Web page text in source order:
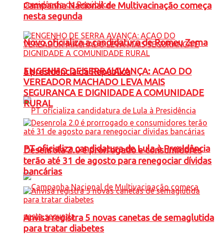
Novo oficializa a candidatura de Romeu Zema
à presidência da República
PT oficializa candidatura de Lula à Presidência
Campanha Nacional de Multivacinação começa
nesta segunda
ENGENHO DE SERRA AVANÇA: ACAO DO
VEREADOR MACHADO LEVA MAIS
SEGURANCA E DIGNIDADE A COMUNIDADE
RURAL
Desenrola 2.0 é prorrogado e consumidores
terão até 31 de agosto para renegociar dívidas
bancárias
Anvisa registra 5 novas canetas de semaglutida
para tratar diabetes